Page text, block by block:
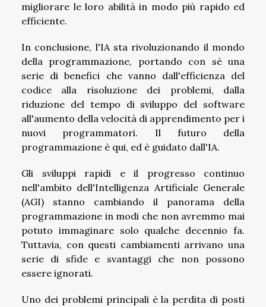
migliorare le loro abilità in modo più rapido ed
efficiente.
In conclusione, l'IA sta rivoluzionando il mondo
della programmazione, portando con sé una
serie di benefici che vanno dall'efficienza del
codice alla risoluzione dei problemi, dalla
riduzione del tempo di sviluppo del software
all'aumento della velocità di apprendimento per i
nuovi programmatori. Il futuro della
programmazione è qui, ed è guidato dall'IA.
Gli sviluppi rapidi e il progresso continuo
nell'ambito dell'Intelligenza Artificiale Generale
(AGI) stanno cambiando il panorama della
programmazione in modi che non avremmo mai
potuto immaginare solo qualche decennio fa.
Tuttavia, con questi cambiamenti arrivano una
serie di sfide e svantaggi che non possono
essere ignorati.
Uno dei problemi principali è la perdita di posti